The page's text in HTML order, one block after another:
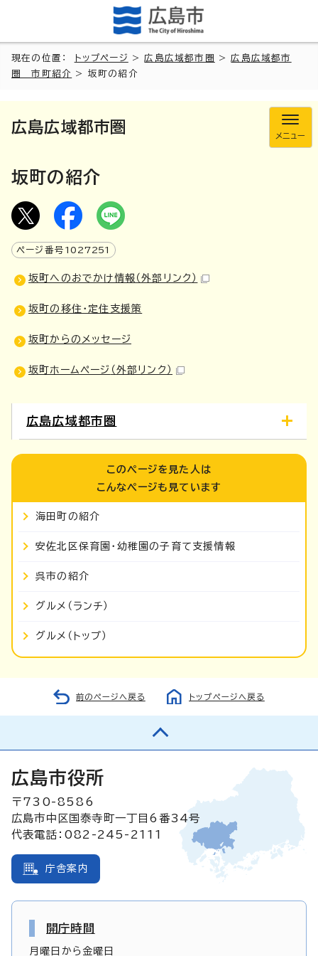
現在の位置： トップページ >広島広域都市圏 >広島広域都市
圏 市町紹介
> 坂町の紹介
広島広域都市圏
メニュー
坂町の紹介
ページ番号 1027251
坂町へのおでかけ情報 （外部リンク）
坂町の移住・定住支援策
坂町からのメッセージ
坂町ホームページ （外部リンク）
広島広域都市圏
このページを見た人は
こんなページも見ています
海田町の紹介
安佐北区保育園・幼稚園の子育て支援情報
呉市の紹介
グルメ（ランチ）
グルメ（トップ）
前のページへ戻る トップページへ戻る
広島市役所
〒730-8586
広島市中区国泰寺町一丁目6番34号
代表電話：082-245-2111
庁舎案内
開庁時間
月曜日から金曜日